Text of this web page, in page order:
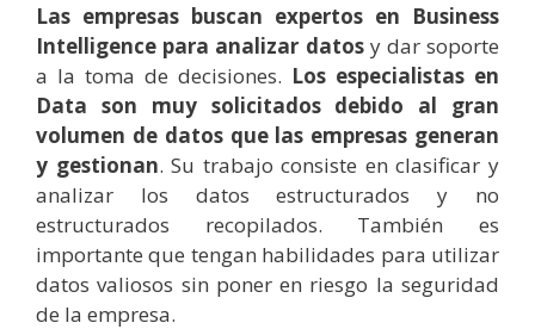
Las empresas buscan expertos en Business
Intelligence para analizar datosy dar soporte
a la toma de decisiones. Los especialistas en
Data son muy solicitados debido al gran
volumen de datos que las empresas generan
y gestionan. Su trabajo consiste en clasificar y
analizar los datos estructurados y no
estructurados recopilados. También es
importante que tengan habilidades para utilizar
datos valiosos sin poner en riesgo la seguridad
de la empresa.